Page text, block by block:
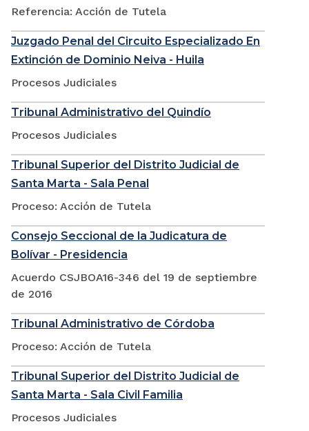
Referencia: Acción de Tutela
Juzgado Penal del Circuito Especializado En
Extinción de Dominio Neiva - Huila
Procesos Judiciales
Tribunal Administrativo del Quindío
Procesos Judiciales
Tribunal Superior del Distrito Judicial de
Santa Marta - Sala Penal
Proceso: Acción de Tutela
Consejo Seccional de la Judicatura de
Bolívar - Presidencia
Acuerdo CSJBOA16-346 del 19 de septiembre
de 2016
Tribunal Administrativo de Córdoba
Proceso: Acción de Tutela
Tribunal Superior del Distrito Judicial de
Santa Marta - Sala Civil Familia
Procesos Judiciales